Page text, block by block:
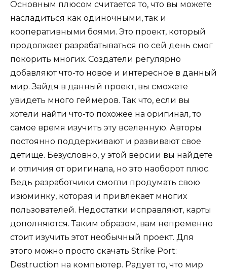
Основным плюсом считается то, что вы можете
насладиться как одиночными, так и
кооперативными боями. Это проект, который
продолжает разрабатываться по сей день смог
покорить многих. Создатели регулярно
добавляют что-то новое и интересное в данный
мир. Зайдя в данный проект, вы сможете
увидеть много геймеров. Так что, если вы
хотели найти что-то похожее на оригинал, то
самое время изучить эту вселенную. Авторы
постоянно поддерживают и развивают свое
детище. Безусловно, у этой версии вы найдете
и отличия от оригинала, но это наоборот плюс.
Ведь разработчики смогли продумать свою
изюминку, которая и привлекает многих
пользователей. Недостатки исправляют, карты
дополняются. Таким образом, вам непременно
стоит изучить этот необычный проект. Для
этого можно просто скачать Strike Port:
Destruction на компьютер. Радует то, что мир